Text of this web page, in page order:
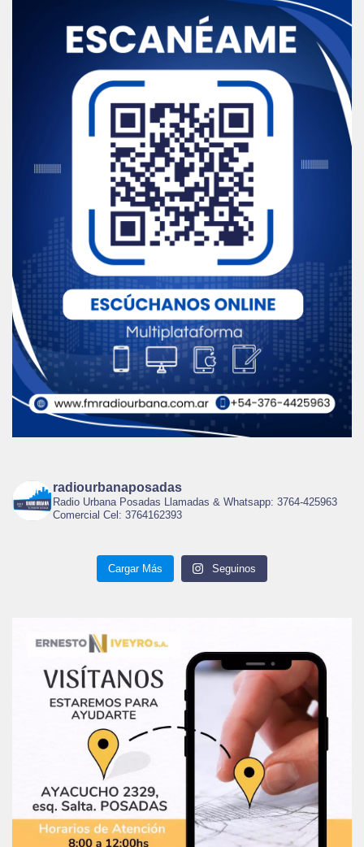
radiourbanaposadas
Radio Urbana Posadas Llamadas & Whatsapp: 3764-425963
Comercial Cel: 3764162393
Cargar Más Seguinos